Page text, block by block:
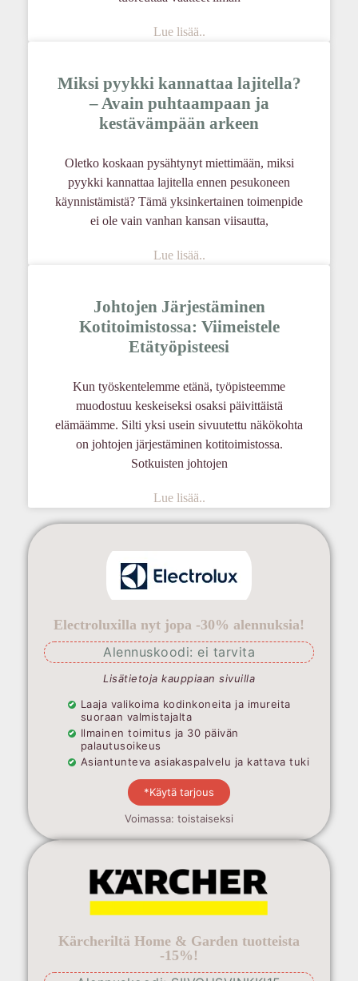
Lue lisää..
Miksi pyykki kannattaa lajitella?
– Avain puhtaampaan ja
kestävämpään arkeen
Oletko koskaan pysähtynyt miettimään, miksi
pyykki kannattaa lajitella ennen pesukoneen
käynnistämistä? Tämä yksinkertainen toimenpide
ei ole vain vanhan kansan viisautta,
Lue lisää..
Johtojen Järjestäminen
Kotitoimistossa: Viimeistele
Etätyöpisteesi
Kun työskentelemme etänä, työpisteemme
muodostuu keskeiseksi osaksi päivittäistä
elämäämme. Silti yksi usein sivuutettu näkökohta
on johtojen järjestäminen kotitoimistossa.
Sotkuisten johtojen
Lue lisää..
Electroluxilla nyt jopa -30% alennuksia!
Alennuskoodi: ei tarvita
Lisätietoja kauppiaan sivuilla
Laaja valikoima kodinkoneita ja imureita
suoraan valmistajalta
Ilmainen toimitus ja 30 päivän
palautusoikeus
Asiantunteva asiakaspalvelu ja kattava tuki
*Käytä tarjous
Voimassa: toistaiseksi
Kärcheriltä Home & Garden tuotteista
-15%!